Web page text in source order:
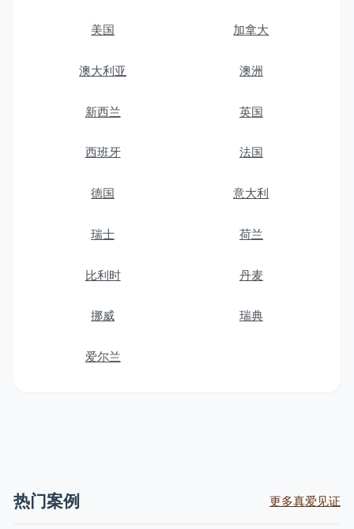
美国 加拿大
澳大利亚 澳洲
新西兰 英国
西班牙 法国
德国 意大利
瑞士 荷兰
比利时 丹麦
挪威 瑞典
爱尔兰
热门案例 更多真爱见证